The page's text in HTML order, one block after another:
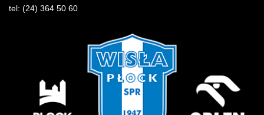
tel: (24) 364 50 60